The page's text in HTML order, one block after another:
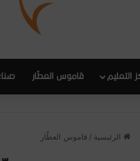
التعليم قاموس العطّار
الرئيسية / قاموس العطّار